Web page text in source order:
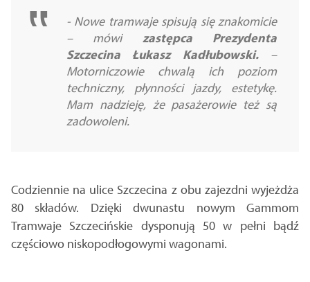
- Nowe tramwaje spisują się znakomicie
– mówi zastępca Prezydenta
Szczecina Łukasz Kadłubowski.–
Motorniczowie chwalą ich poziom
techniczny, płynności jazdy, estetykę.
Mam nadzieję, że pasażerowie też są
zadowoleni.
Codziennie na ulice Szczecina z obu zajezdni wyjeżdża
80 składów. Dzięki dwunastu nowym Gammom
Tramwaje Szczecińskie dysponują 50 w pełni bądź
częściowo niskopodłogowymi wagonami.